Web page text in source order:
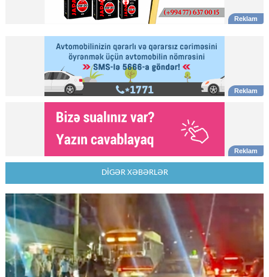
DİGƏR XƏBƏRLƏR